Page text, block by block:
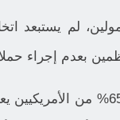
لم يستبعد
بعدم إجراء
وأظهر استطلاع للرأي أُجري في منتصف